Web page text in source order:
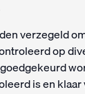
verzegeld
op
is en